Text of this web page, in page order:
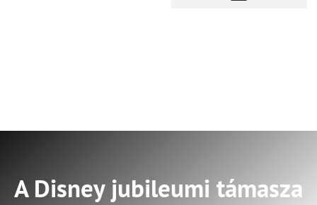
A Disney jubileumi támasza